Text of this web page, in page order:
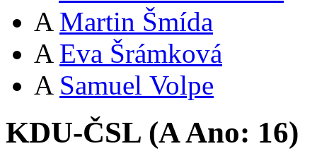
A Martin Šmída
A Eva Šrámková
A Samuel Volpe
KDU-ČSL (AAno: 16)